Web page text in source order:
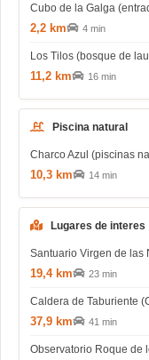
Cubo de la Galga
2,2 km 4 min
Los Tilos (bosque de
11,2 km 16 min
Piscina natural
Charco Azul (piscinas
10,3 km 14 min
Lugares de interes
Santuario Virgen de las
19,4 km 23 min
Caldera de Taburiente
37,9 km 41 min
Observatorio Roque de